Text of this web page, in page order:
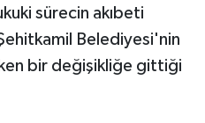
sürecin akıbeti
Belediyesi'nin
bir değişikliğe gittiği